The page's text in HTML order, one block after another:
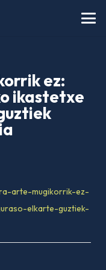
ez:
ikastetxe
arte-mugikorrik-ez-
elkarte-guztiek-